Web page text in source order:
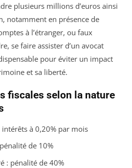
plusieurs millions d’euros ainsi
notamment en présence de
à l’étranger, ou faux
se faire assister d’un avocat
pour éviter un impact
et sa liberté.
fiscales selon la nature
à 0,20% par mois
de 10%
: pénalité de 40%